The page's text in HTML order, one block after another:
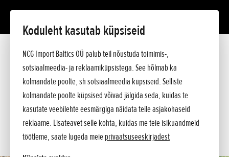
Koduleht kasutab küpsiseid
NCG Import Baltics OÜ palub teil nõustuda toimimis-,
sotsiaalmeedia- ja reklaamiküpsistega. See hõlmab ka
kolmandate poolte, sh sotsiaalmeedia küpsiseid. Selliste
kolmandate poolte küpsised võivad jälgida seda, kuidas te
kasutate veebilehte eesmärgiga näidata teile asjakohaseid
reklaame. Lisateavet selle kohta, kuidas me teie isikuandmeid
töötleme, saate lugeda meieprivaatsuseeskirjadest
Tutvustus
Tehnilised andmed
Hinnakiri
Ostuabi
Küsi lisa
KÜSI PAKKUMIST
SOOVIN TEENINDUSE AEGA
KONTAKT